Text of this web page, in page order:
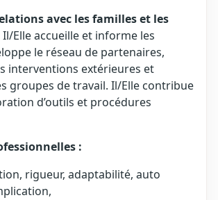
avec les familles et les
Il/Elle accueille et informe les
le réseau de partenaires,
interventions extérieures et
groupes de travail. Il/Elle contribue
d’outils et procédures
:
rigueur, adaptabilité, auto